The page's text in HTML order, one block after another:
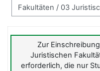
Zur
Juristischen
erforderlich, die nur